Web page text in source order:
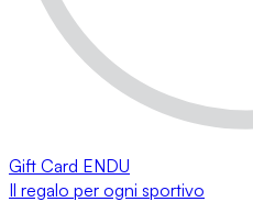
Gift Card ENDU
Il regalo per ogni sportivo